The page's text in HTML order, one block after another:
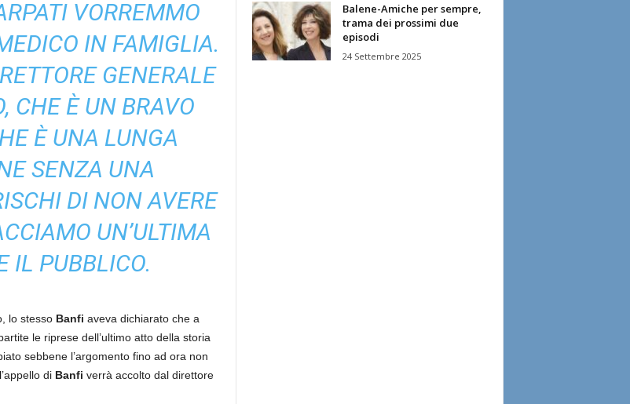
VORREMMO
IN FAMIGLIA.
GENERALE
CHE È UN BRAVO
È UNA LUNGA
SENZA UNA
DI NON AVERE
UN’ULTIMA
IL PUBBLICO.
lo stesso Banfi aveva dichiarato che a
le riprese dell’ultimo atto della storia
sebbene l’argomento fino ad ora non
di Banfi verrà accolto dal direttore
Balene-Amiche per sempre,
trama dei prossimi due
episodi
24 Settembre 2025